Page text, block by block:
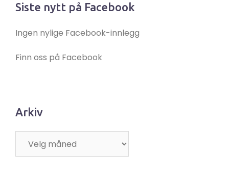
Siste nytt på Facebook
Ingen nylige Facebook-innlegg
Finn oss på Facebook
Arkiv